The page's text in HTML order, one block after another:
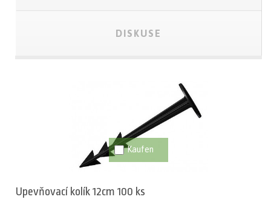
DISKUSE
Upevňovací kolík 12cm 100 ks